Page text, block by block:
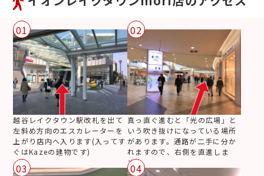
01
越谷レイクタウン駅改札を出て
左斜め方向のエスカレーターを
上がり店内へ入ります(入ってす
ぐはKazeの建物です)
02
真っ直ぐ進むと「光の広場」と
いう吹き抜けになっている場所
があります。通路が二手に分か
れますので、右側を直進しま
す。
03 04